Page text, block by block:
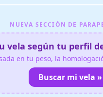
NUEVA SECCIÓN DE
vela según tu perfil
en tu peso, la
Buscar mi vela »